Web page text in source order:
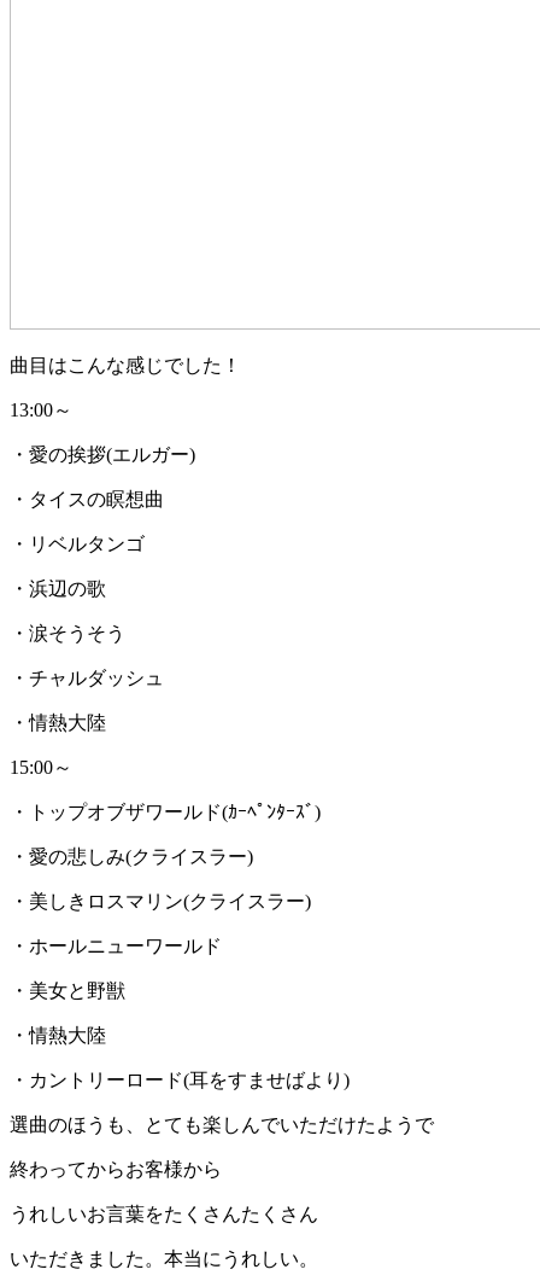
曲目はこんな感じでした！
13:00～
・愛の挨拶(エルガー)
・タイスの瞑想曲
・リベルタンゴ
・浜辺の歌
・涙そうそう
・チャルダッシュ
・情熱大陸
15:00～
・トップオブザワールド(ｶｰﾍﾟﾝﾀｰｽﾞ)
・愛の悲しみ(クライスラー)
・美しきロスマリン(クライスラー)
・ホールニューワールド
・美女と野獣
・情熱大陸
・カントリーロード(耳をすませばより)
選曲のほうも、とても楽しんでいただけたようで
終わってからお客様から
うれしいお言葉をたくさんたくさん
いただきました。本当にうれしい。